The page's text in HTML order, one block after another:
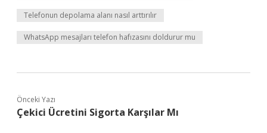
Telefonun depolama alanı nasıl arttırılır
WhatsApp mesajları telefon hafızasını doldurur mu
Önceki Yazı
Çekici Ücretini Sigorta Karşılar Mı